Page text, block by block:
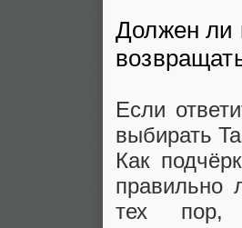
Должен ли
Если
выбирать
Как
правильно
тех пор,